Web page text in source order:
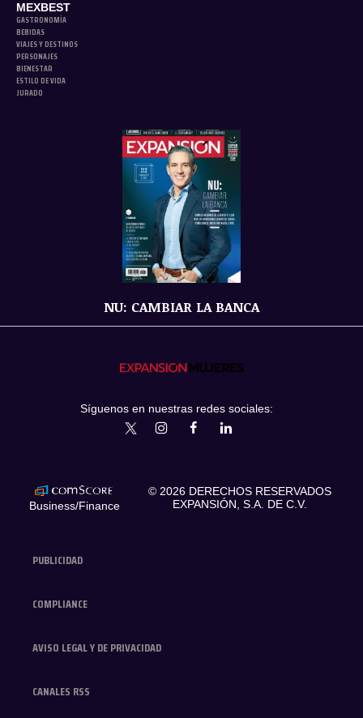
MEXBEST
GASTRONOMÍA
BEBIDAS
VIAJES Y DESTINOS
PERSONAJES
BIENESTAR
ESTILO DE VIDA
JURADO
NU: CAMBIAR LA BANCA
PUBLICIDAD
COMPLIANCE
AVISO LEGAL Y DE PRIVACIDAD
CANALES RSS
Síguenos en nuestras redes sociales:
expansionmxExpansionMex
Business/Finance
© 2026 DERECHOS RESERVADOS
EXPANSIÓN, S.A. DE C.V.